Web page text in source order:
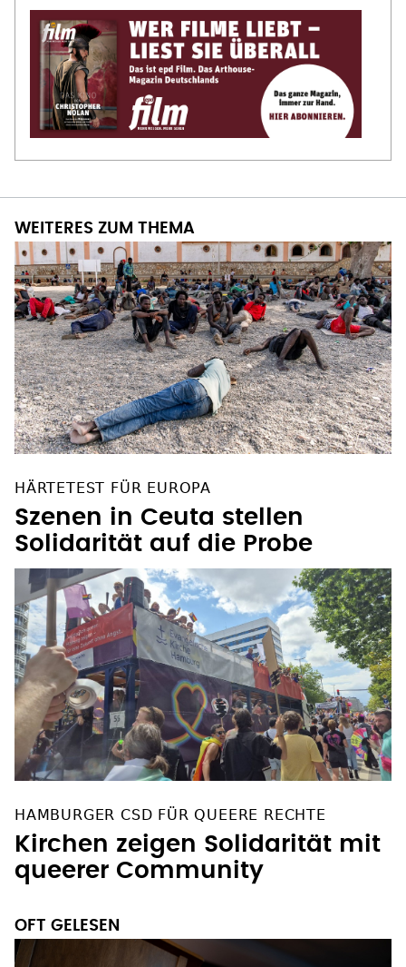
WEITERES ZUM THEMA
HÄRTETEST FÜR EUROPA
Szenen in Ceuta stellen
Solidarität auf die Probe
HAMBURGER CSD FÜR QUEERE RECHTE
Kirchen zeigen Solidarität mit
queerer Community
OFT GELESEN